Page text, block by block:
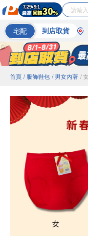
宅配 到店取貨
首頁 / 服飾鞋包 / 男女內著 /